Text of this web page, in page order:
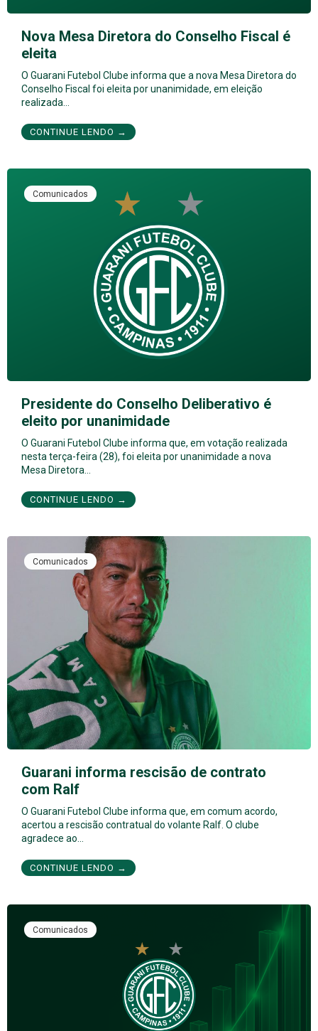
Nova Mesa Diretora do Conselho Fiscal é
eleita
O Guarani Futebol Clube informa que a nova Mesa Diretora do
Conselho Fiscal foi eleita por unanimidade, em eleição
realizada…
CONTINUE LENDO →
Comunicados
Presidente do Conselho Deliberativo é
eleito por unanimidade
O Guarani Futebol Clube informa que, em votação realizada
nesta terça-feira (28), foi eleita por unanimidade a nova
Mesa Diretora…
CONTINUE LENDO →
Comunicados
Guarani informa rescisão de contrato
com Ralf
O Guarani Futebol Clube informa que, em comum acordo,
acertou a rescisão contratual do volante Ralf. O clube
agradece ao…
CONTINUE LENDO →
Comunicados